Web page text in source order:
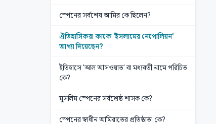
স্পেনের সর্বশেষ আমির কে ছিলেন?
ঐতিহাসিকরা কাকে 'ইসলামের নেপোলিয়ন'
আখ্যা দিয়েছেন?
ইতিহাসে 'আল আসওয়াত' বা মধ্যবর্তী নামে পরিচিত
কে?
মুসলিম স্পেনের সর্বশ্রেষ্ঠ শাসক কে?
স্পেনের স্বাধীন আমিরাতের প্রতিষ্ঠাতা কে?